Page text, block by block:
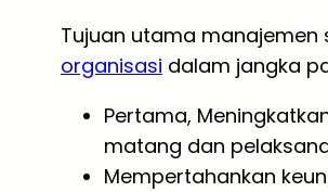
Tujuan utama
organisasi dalam jangka
Pertama,
matang dan
Mempertahankan